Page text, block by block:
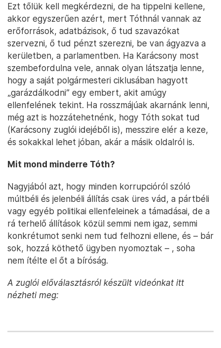
Ezt tőlük kell megkérdezni, de ha tippelni kellene,
akkor egyszerűen azért, mert Tóthnál vannak az
erőforrások, adatbázisok, ő tud szavazókat
szervezni, ő tud pénzt szerezni, be van ágyazva a
kerületben, a parlamentben. Ha Karácsony most
szembefordulna vele, annak olyan látszatja lenne,
hogy a saját polgármesteri ciklusában hagyott
„garázdálkodni” egy embert, akit amúgy
ellenfelének tekint. Ha rosszmájúak akarnánk lenni,
még azt is hozzátehetnénk, hogy Tóth sokat tud
(Karácsony zuglói idejéből is), messzire elér a keze,
és sokakkal lehet jóban, akár a másik oldalról is.
Mit mond minderre Tóth?
Nagyjából azt, hogy minden korrupcióról szóló
múltbéli és jelenbéli állítás csak üres vád, a pártbéli
vagy egyéb politikai ellenfeleinek a támadásai, de a
rá terhelő állítások közül semmi nem igaz, semmi
konkrétumot senki nem tud felhozni ellene, és – bár
sok, hozzá köthető ügyben nyomoztak – , soha
nem ítélte el őt a bíróság.
A zuglói előválasztásról készült videónkat itt
nézheti meg: